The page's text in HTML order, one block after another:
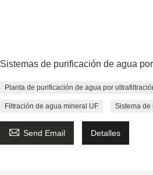
Sistemas de purificación de agua
Planta de purificación de agua por
Filtración de agua mineral UF Sistema de
 Send Email Detalles